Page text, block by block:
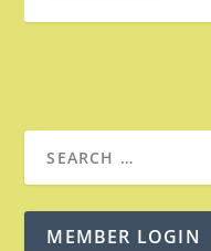
MEMBER LOGIN